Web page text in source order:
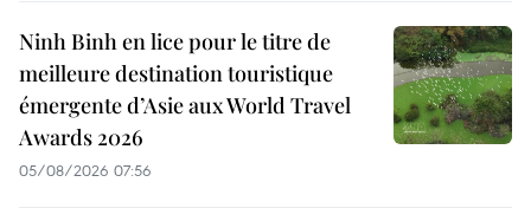
Ninh Binh en lice pour le titre de
meilleure destination touristique
émergente d’Asie aux World Travel
Awards 2026
05/08/2026 07:56